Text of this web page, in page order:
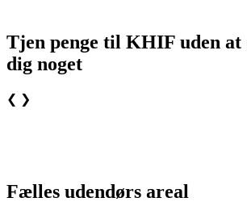
Tjen penge til KHIF uden at
dig noget
❮ ❯
Fælles udendørs areal